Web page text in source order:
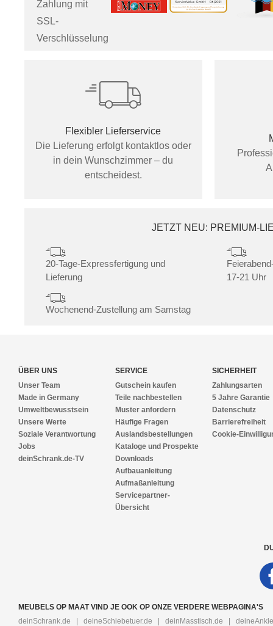
Zahlung mit
SSL-
Verschlüsselung
Flexibler Lieferservice
Die Lieferung erfolgt kontaktlos oder
in dein Wunschzimmer – du
entscheidest.
JETZT NEU: PREMIUM-
20-Tage-Expressfertigung und
Lieferung
17-21 Uhr
Wochenend-Zustellung am Samstag
ÜBER UNS
Unser Team
Made in Germany
Umweltbewusstsein
Unsere Werte
Soziale Verantwortung
Jobs
deinSchrank.de-TV
SERVICE
Gutschein kaufen
Teile nachbestellen
Muster anfordern
Häufige Fragen
Auslandsbestellungen
Kataloge und Prospekte
Downloads
Aufbauanleitung
Aufmaßanleitung
Servicepartner-
Übersicht
SICHERHEIT
Zahlungsarten
5 Jahre Garantie
Datenschutz
Barrierefreiheit
Cookie-
MEUBELS OP MAAT VIND JE OOK OP ONZE VERDERE WEBPAGINA'S
deinSchrank.de | deineSchiebetuer.de | deinMasstisch.de |